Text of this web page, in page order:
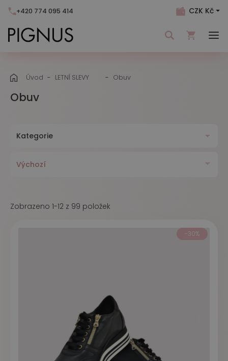
+420 774 095 414 CZK Kč
Přidejte produkty do košíku.
Úvod LETNÍ SLEVY Obuv
Obuv
Kategorie
Zobrazeno 1-12 z 99 položek
-30%